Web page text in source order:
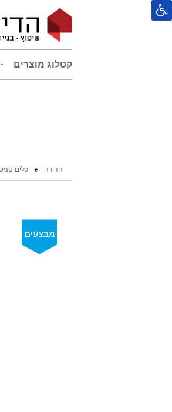
קטלוג מוצרים
הדירה כלים